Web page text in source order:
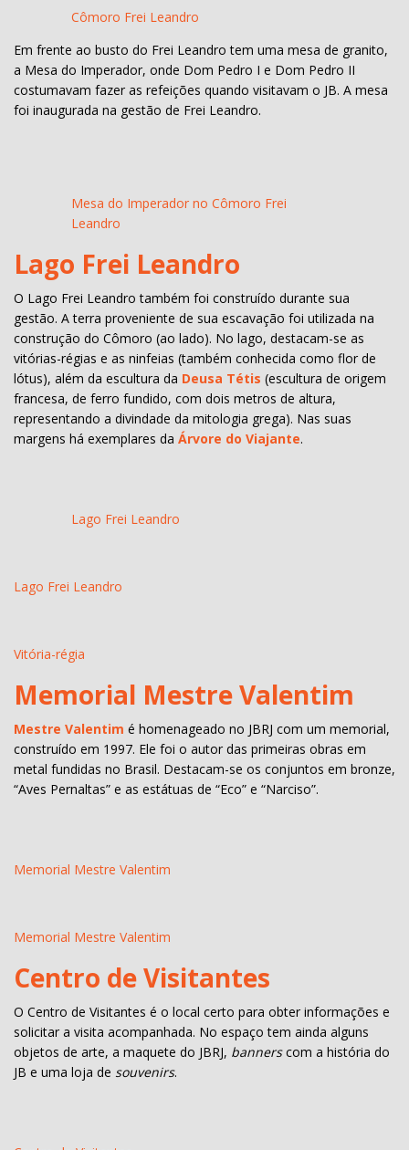
Cômoro Frei Leandro
Em frente ao busto do Frei Leandro tem uma mesa de granito,
a Mesa do Imperador, onde Dom Pedro I e Dom Pedro II
costumavam fazer as refeições quando visitavam o JB. A mesa
foi inaugurada na gestão de Frei Leandro.
Mesa do Imperador no Cômoro Frei
Leandro
Lago Frei Leandro
O Lago Frei Leandro também foi construído durante sua
gestão. A terra proveniente de sua escavação foi utilizada na
construção do Cômoro (ao lado). No lago, destacam-se as
vitórias-régias e as ninfeias (também conhecida como flor de
lótus), além da escultura da Deusa Tétis (escultura de origem
francesa, de ferro fundido, com dois metros de altura,
representando a divindade da mitologia grega). Nas suas
margens há exemplares da Árvore do Viajante.
Lago Frei Leandro
Lago Frei Leandro
Vitória-régia
Memorial Mestre Valentim
Mestre Valentim é homenageado no JBRJ com um memorial,
construído em 1997. Ele foi o autor das primeiras obras em
metal fundidas no Brasil. Destacam-se os conjuntos em bronze,
“Aves Pernaltas” e as estátuas de “Eco” e “Narciso”.
Memorial Mestre Valentim
Memorial Mestre Valentim
Centro de Visitantes
O Centro de Visitantes é o local certo para obter informações e
solicitar a visita acompanhada. No espaço tem ainda alguns
objetos de arte, a maquete do JBRJ, bannerscom a história do
JB e uma loja de souvenirs.